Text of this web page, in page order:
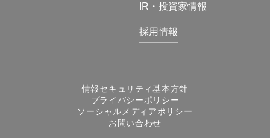
IR・投資家情報
採用情報
情報セキュリティ基本方針
プライバシーポリシー
ソーシャルメディアポリシー
お問い合わせ